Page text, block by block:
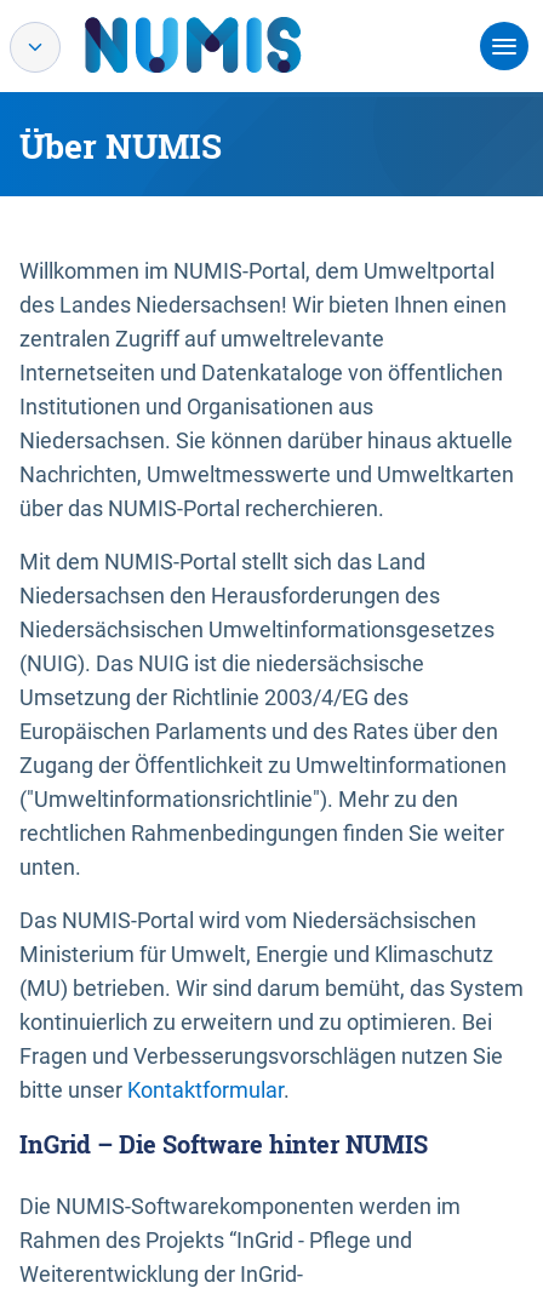
Über NUMIS
Willkommen im NUMIS-Portal, dem Umweltportal
des Landes Niedersachsen! Wir bieten Ihnen einen
zentralen Zugriff auf umweltrelevante
Internetseiten und Datenkataloge von öffentlichen
Institutionen und Organisationen aus
Niedersachsen. Sie können darüber hinaus aktuelle
Nachrichten, Umweltmesswerte und Umweltkarten
über das NUMIS-Portal recherchieren.
Mit dem NUMIS-Portal stellt sich das Land
Niedersachsen den Herausforderungen des
Niedersächsischen Umweltinformationsgesetzes
(NUIG). Das NUIG ist die niedersächsische
Umsetzung der Richtlinie 2003/4/EG des
Europäischen Parlaments und des Rates über den
Zugang der Öffentlichkeit zu Umweltinformationen
("Umweltinformationsrichtlinie"). Mehr zu den
rechtlichen Rahmenbedingungen finden Sie weiter
unten.
Das NUMIS-Portal wird vom Niedersächsischen
Ministerium für Umwelt, Energie und Klimaschutz
(MU) betrieben. Wir sind darum bemüht, das System
kontinuierlich zu erweitern und zu optimieren. Bei
Fragen und Verbesserungsvorschlägen nutzen Sie
bitte unser Kontaktformular.
InGrid – Die Software hinter NUMIS
Die NUMIS-Softwarekomponenten werden im
Rahmen des Projekts “InGrid - Pflege und
Weiterentwicklung der InGrid-